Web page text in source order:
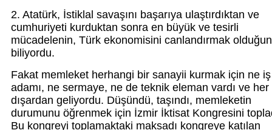
2. Atatürk, İstiklal savaşını başarıya ulaştırdıktan ve
cumhuriyeti kurduktan sonra en büyük ve tesirli
mücadelenin, Türk ekonomisini canlandırmak
biliyordu.
Fakat memleket herhangi bir sanayii kurmak için ne iş
adamı, ne sermaye, ne de teknik eleman vardı ve her
dışardan geliyordu. Düşündü, taşındı, memleketin
durumunu öğrenmek için İzmir İktisat Kongresini
Bu kongreyi toplamaktaki maksadı kongreye katılan